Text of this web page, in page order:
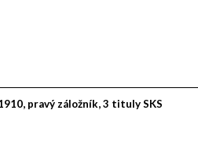
pravý záložník, 3 tituly SKS